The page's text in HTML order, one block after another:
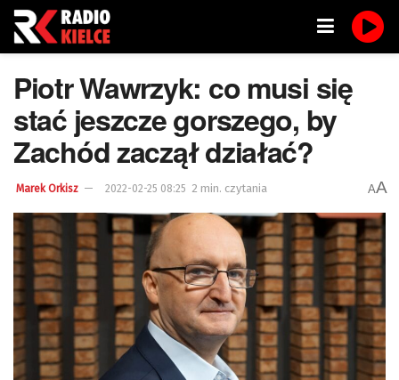
Piotr Wawrzyk: co musi się
stać jeszcze gorszego, by
Zachód zaczął działać?
Marek Orkisz 2022-02-25 08:25 2 min. czytania AA